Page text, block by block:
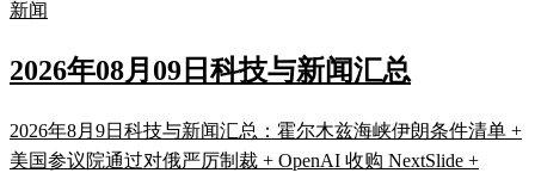
新闻
2026年08月09日科技与新闻汇总
2026年8月9日科技与新闻汇总：霍尔木兹海峡伊朗条件清单 +
美国参议院通过对俄严厉制裁 + OpenAI 收购 NextSlide +